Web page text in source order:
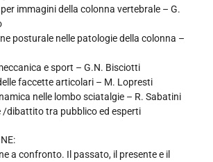
immagini della colonna vertebrale – G.
posturale nelle patologie della colonna –
e sport – G.N. Bisciotti
faccette articolari – M. Lopresti
nelle lombo sciatalgie – R. Sabatini
/dibattito tra pubblico ed esperti
a confronto. Il passato, il presente e il